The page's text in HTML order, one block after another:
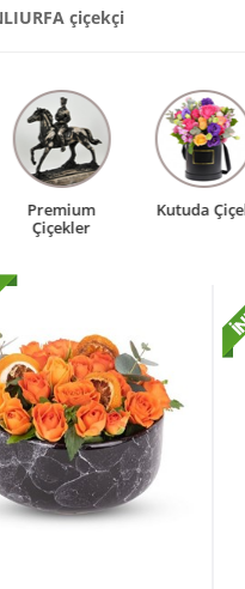
çiçekçi
Çiçek Çiçekler